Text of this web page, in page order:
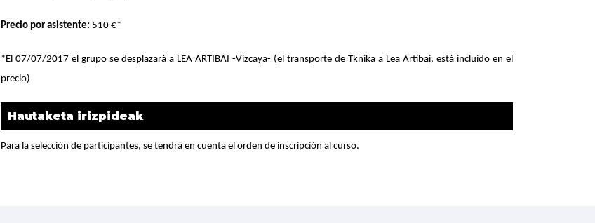
Precio por asistente: 510 €*
*El 07/07/2017 el grupo se desplazará a LEA ARTIBAI -Vizcaya- (el transporte de Tknika a Lea Artibai, está incluido en el
precio)
Hautaketa irizpideak
Para la selección de participantes, se tendrá en cuenta el orden de inscripción al curso.